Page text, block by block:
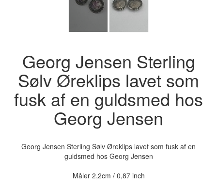
Georg Jensen Sterling
Sølv Øreklips lavet som
fusk af en guldsmed hos
Georg Jensen
Georg Jensen Sterling Sølv Øreklips lavet som fusk af en
guldsmed hos Georg Jensen
Måler 2,2cm / 0,87 inch